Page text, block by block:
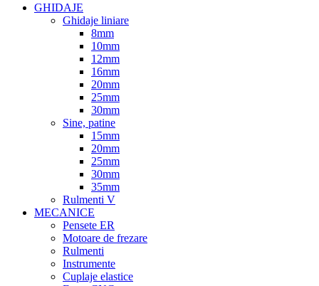
GHIDAJE
Ghidaje liniare
8mm
10mm
12mm
16mm
20mm
25mm
30mm
Sine, patine
15mm
20mm
25mm
30mm
35mm
Rulmenti V
MECANICE
Pensete ER
Motoare de frezare
Rulmenti
Instrumente
Cuplaje elastice